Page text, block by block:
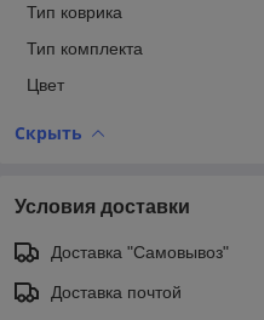
Тип коврика
Тип комплекта
Цвет
Скрыть
Условия доставки
Доставка "Самовывоз"
Доставка почтой